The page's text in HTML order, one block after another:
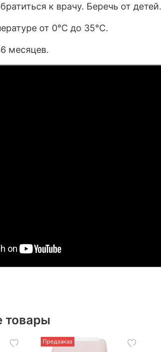
к врачу. Беречь от детей.
от 0°С до 35°С.
месяцев.
товары
Предзаказ